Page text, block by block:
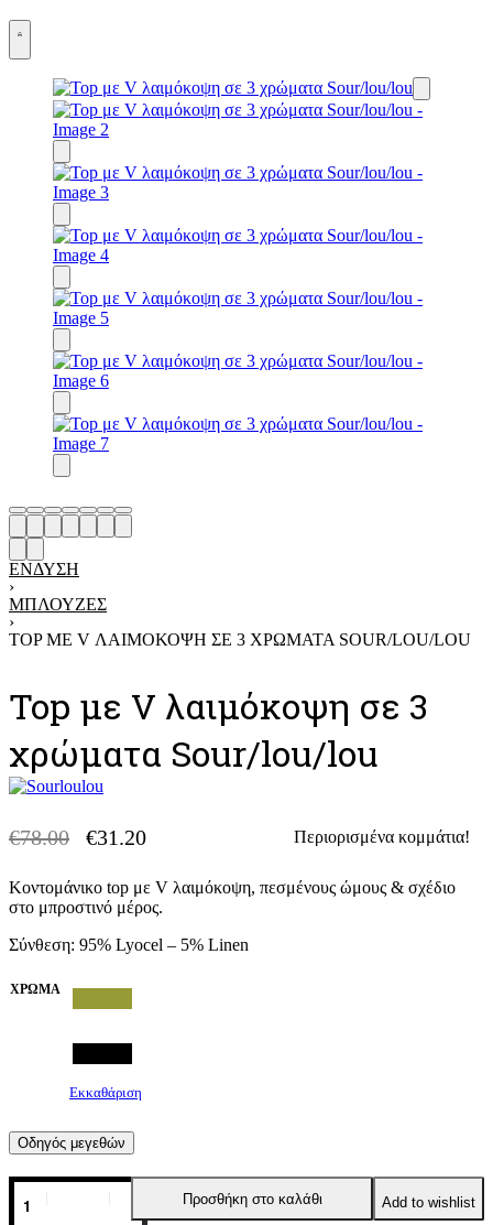
Open
details
ΈΝΔΥΣΗ
›
ΜΠΛΟΎΖΕΣ
›
TOP ΜΕ V ΛΑΙΜΌΚΟΨΗ ΣΕ 3 ΧΡΏΜΑΤΑ SOUR/LOU/LOU
Top με V λαιμόκοψη σε 3
χρώματα Sour/lou/lou
€78.00
Original
was:
€78.00.
€31.20
Η
τιμή
είναι:
€31.20.
Περιορισμένα κομμάτια!
Κοντομάνικο top με V λαιμόκοψη, πεσμένους ώμους & σχέδιο
στο μπροστινό μέρος.
Σύνθεση: 95% Lyocel – 5% Linen
ΧΡΏΜΑ
Εκκαθάριση
Οδηγός μεγεθών
Top
με
Προσθήκη στο καλάθι Add to wishlist